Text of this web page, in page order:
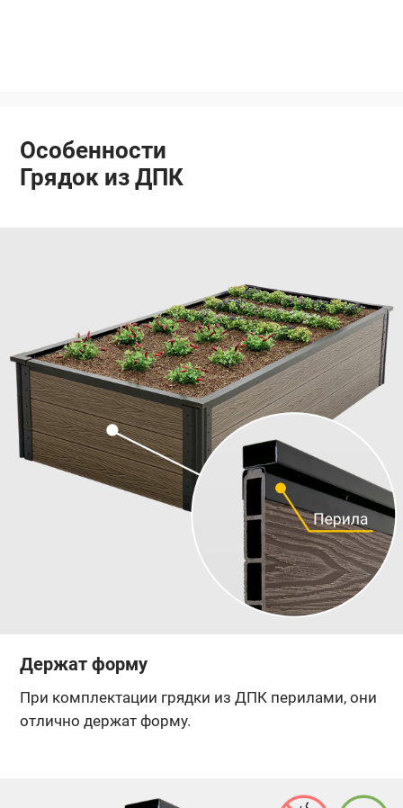
Особенности
Грядок из ДПК
Держат форму
При комплектации грядки из ДПК перилами, они
отлично держат форму.